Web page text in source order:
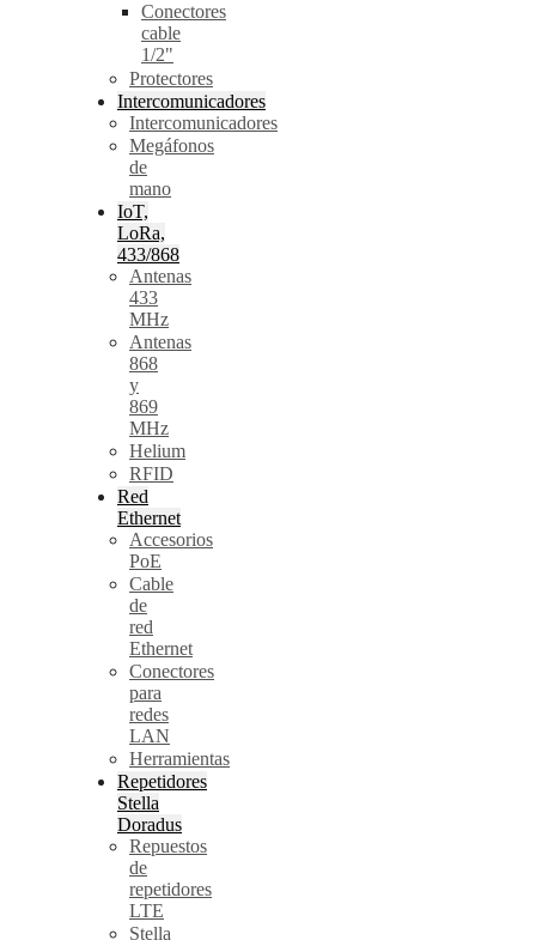
Conectores
cable
1/2"
Protectores
Intercomunicadores
Intercomunicadores
Megáfonos
de
mano
IoT,
LoRa,
433/868
Antenas
433
MHz
Antenas
868
y
869
MHz
Helium
RFID
Red
Ethernet
Accesorios
PoE
Cable
de
red
Ethernet
Conectores
para
redes
LAN
Herramientas
Repetidores
Stella
Doradus
Repuestos
de
repetidores
LTE
Stella